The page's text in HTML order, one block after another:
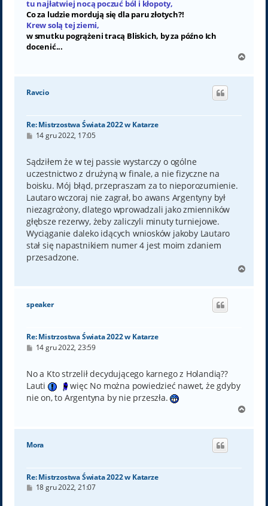
tu najłatwiej nocą poczuć ból i kłopoty,
Co za ludzie mordują się dla paru złotych?!
Krew solą tej ziemi,
w smutku pogrążeni tracą Bliskich, by za późno Ich
docenić...
g
Ravcio
Re: Mistrzostwa Świata 2022 w Katarze
P
t
14 gru 2022, 17:05
Sądziłem że w tej passie wystarczy o ogólne
uczestnictwo z drużyną w finale, a nie fizyczne na
boisku. Mój błąd, przepraszam za to nieporozumienie.
Lautaro wczoraj nie zagrał, bo awans Argentyny był
niezagrożony, dlatego wprowadzali jako zmienników
głębsze rezerwy, żeby zaliczyli minuty turniejowe.
Wyciąganie daleko idących wniosków jakoby Lautaro
stał się napastnikiem numer 4 jest moim zdaniem
przesadzone.
g
speaker
Re: Mistrzostwa Świata 2022 w Katarze
P
t
14 gru 2022, 23:59
No a Kto strzelił decydującego karnego z Holandią??
Lauti
więc No można powiedzieć nawet, że gdyby
nie on, to Argentyna by nie przeszła.
g
Mora
Re: Mistrzostwa Świata 2022 w Katarze
P18 gru 2022, 21:07